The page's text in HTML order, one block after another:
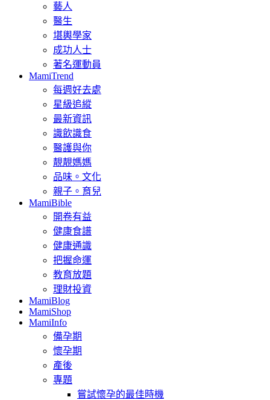
藝人
醫生
堪輿學家
成功人士
著名運動員
MamiTrend
每週好去處
星級追縱
最新資訊
識飲識食
醫護與你
靚靚媽媽
品味。文化
親子。育兒
MamiBible
開卷有益
健康食譜
健康通識
把握命運
教育放題
理財投資
MamiBlog
MamiShop
MamiInfo
備孕期
懷孕期
產後
專題
嘗試懷孕的最佳時機